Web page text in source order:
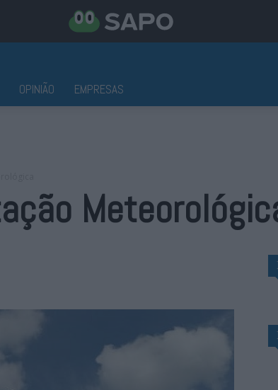
OPINIÃO EMPRESAS